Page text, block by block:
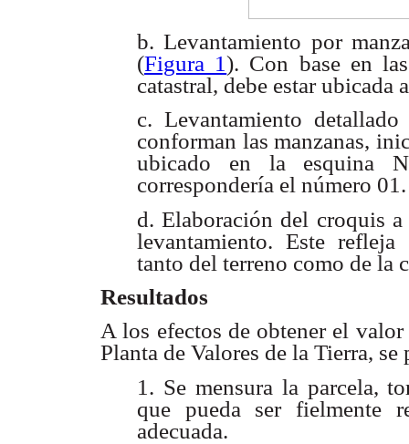
b. Levantamiento por
(Figura 1). Con base en
catastral, debe estar ubicada
c. Levantamiento
conforman las manzanas,
ubicado en la esquina
correspondería el número 01.
d. Elaboración del croquis
levantamiento. Este
tanto del terreno como de la
Resultados
A los efectos de obtener el
Planta de Valores de la Tierra,
1. Se mensura la parcela,
que pueda ser fielmente
adecuada.